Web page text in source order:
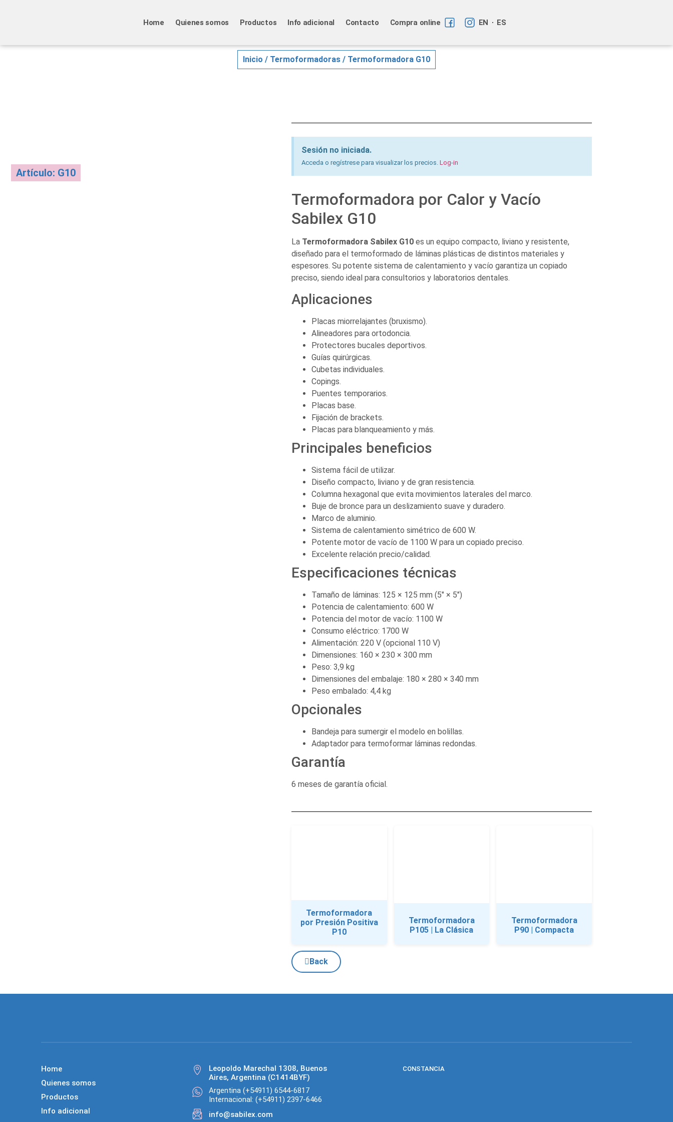
Home Quienes somos Productos Info adicional Contacto Compra online EN ES
Inicio / Termoformadoras / Termoformadora G10
Artículo: G10
Sesión no iniciada.
Acceda o regístrese para visualizar los precios. Log-in
Termoformadora por Calor y Vacío
Sabilex G10
La Termoformadora Sabilex G10 es un equipo compacto, liviano y resistente,
diseñado para el termoformado de láminas plásticas de distintos materiales y
espesores. Su potente sistema de calentamiento y vacío garantiza un copiado
preciso, siendo ideal para consultorios y laboratorios dentales.
Aplicaciones
Placas miorrelajantes (bruxismo).
Alineadores para ortodoncia.
Protectores bucales deportivos.
Guías quirúrgicas.
Cubetas individuales.
Copings.
Puentes temporarios.
Placas base.
Fijación de brackets.
Placas para blanqueamiento y más.
Principales beneficios
Sistema fácil de utilizar.
Diseño compacto, liviano y de gran resistencia.
Columna hexagonal que evita movimientos laterales del marco.
Buje de bronce para un deslizamiento suave y duradero.
Marco de aluminio.
Sistema de calentamiento simétrico de 600 W.
Potente motor de vacío de 1100 W para un copiado preciso.
Excelente relación precio/calidad.
Especificaciones técnicas
Tamaño de láminas: 125 × 125 mm (5″ × 5″)
Potencia de calentamiento: 600 W
Potencia del motor de vacío: 1100 W
Consumo eléctrico: 1700 W
Alimentación: 220 V (opcional 110 V)
Dimensiones: 160 × 230 × 300 mm
Peso: 3,9 kg
Dimensiones del embalaje: 180 × 280 × 340 mm
Peso embalado: 4,4 kg
Opcionales
Bandeja para sumergir el modelo en bolillas.
Adaptador para termoformar láminas redondas.
Garantía
6 meses de garantía oficial.
Termoformadora
por Presión Positiva
P10
Termoformadora
P105 | La Clásica
Termoformadora
P90 | Compacta
Back
Home
Quienes somos
Productos
Info adicional
Leopoldo Marechal 1308, Buenos
Aires, Argentina (C1414BYF)
Argentina (+54911) 6544-6817
Internacional: (+54911) 2397-6466
info@sabilex.com
CONSTANCIA